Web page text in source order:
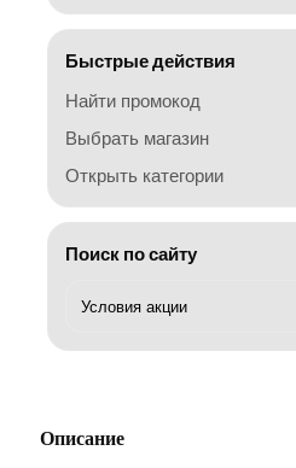
Быстрые действия
Найти промокод
Выбрать магазин
Открыть категории
Поиск по сайту
Описание